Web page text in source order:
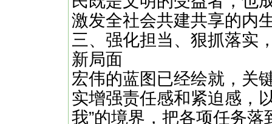
激发全社会共建共享的内
三、强化担当、狠抓落实
新局面
宏伟的蓝图已经绘就，关
实增强责任感和紧迫感，
我”的境界，把各项任务